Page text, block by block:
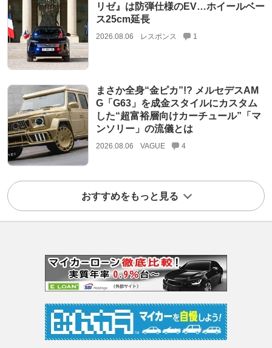
リゼ』は防弾仕様のEV…ホイールベー
ス25cm延長
2026.08.06 レスポンス 1
まさか全身“金ピカ”!? メルセデスAM
G「G63」を成金スタイルにカスタム
した“超富裕層向けカーチュール”「マ
ンソリー」の流儀とは
2026.08.06 VAGUE 4
おすすめをもっと見る